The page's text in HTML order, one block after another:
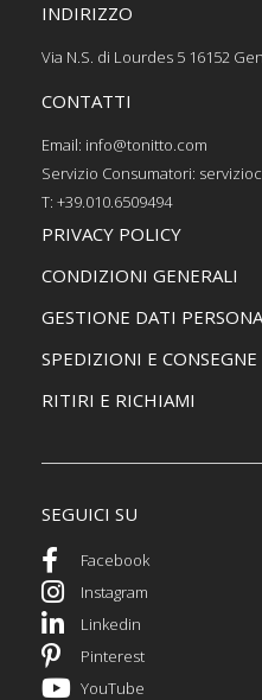
INDIRIZZO
Via N.S. di Lourdes 5 16152
CONTATTI
Email: info@tonitto.com
Servizio Consumatori:
T: +39.010.6509494
PRIVACY POLICY
CONDIZIONI GENERALI
GESTIONE DATI
SPEDIZIONI E CONSEGNE
RITIRI E RICHIAMI
SEGUICI SU
Facebook
Instagram
Linkedin
Pinterest
YouTube